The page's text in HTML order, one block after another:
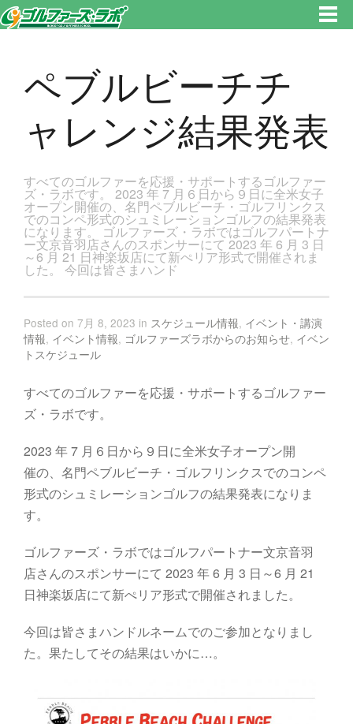
河田で気軽にゴルフレッスン！
ペブルビーチチ
ャレンジ結果発表
すべてのゴルファーを応援・サポートするゴルファー
ズ・ラボです。 2023 年 7 月６日から９日に全米女子
オープン開催の、名門ペブルビーチ・ゴルフリンクス
でのコンペ形式のシュミレーションゴルフの結果発表
になります。 ゴルファーズ・ラボではゴルフパートナ
ー文京音羽店さんのスポンサーにて 2023 年 6 月 3 日
～6 月 21 日神楽坂店にて新ぺリア形式で開催されま
した。 今回は皆さまハンド
Posted on 7月 8, 2023 in スケジュール情報, イベント・講演
情報, イベント情報, ゴルファーズラボからのお知らせ, イベン
トスケジュール
すべてのゴルファーを応援・サポートするゴルファー
ズ・ラボです。
2023 年7 月６日から９日に全米女子オープン開
催の 名門ペブルビーチ・ゴルフリンクスでのコンペ
形式のシュミレーションゴルフの結果発表になりま
す。
ゴルファーズ・ラボではゴルフパートナー文京音羽
店さんのスポンサーにて 2023 年6 月 3 日 ～6 月 21
日神楽坂店にて新ぺリア形式で開催されました。
今回は皆さまハンドルネームでのご参加となりまし
た。果たしてその結果はいかに…。